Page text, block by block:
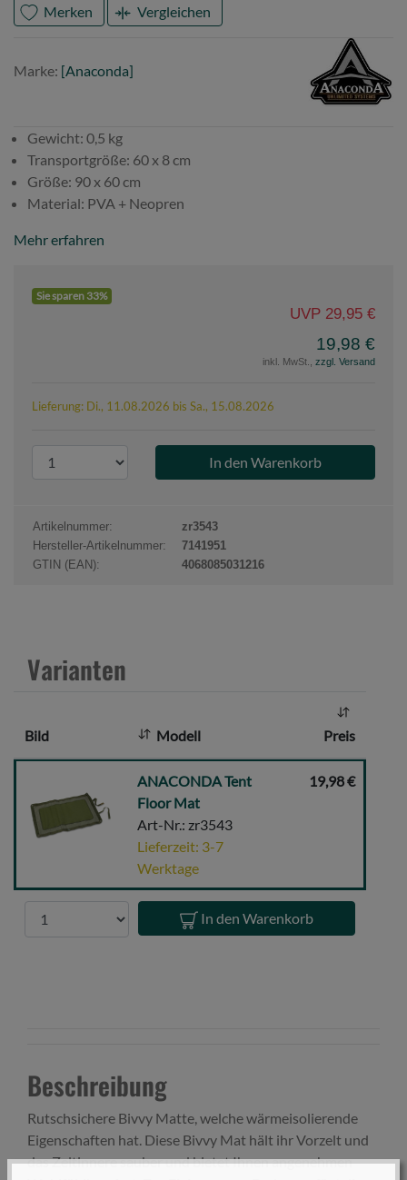
Merken Vergleichen
Marke: [Anaconda]
Gewicht: 0,5 kg
Transportgröße: 60 x 8 cm
Größe: 90 x 60 cm
Material: PVA + Neopren
Mehr erfahren
Sie sparen 33%
UVP 29,95 €
19,98 €
inkl. MwSt., zzgl. Versand
Lieferung: Di., 11.08.2026 bis Sa., 15.08.2026
r
d
u
k
a
:
Artikelnummer:
zr3543
Hersteller-Artikelnummer:
7141951
GTIN (EAN):
4068085031216
Varianten
Bild Modell Preis
Tent
Floor
ANACONDA Tent
Floor Mat
Art-Nr.: zr3543
Lieferzeit: 3-7
Werktage
19,98 €
In den Warenkorb
Beschreibung
Rutschsichere Bivvy Matte, welche wärmeisolierende
Eigenschaften hat. Diese Bivvy Mat hält ihr Vorzelt und
das Zeltinnere sauber und bietet Ihnen angenehmen